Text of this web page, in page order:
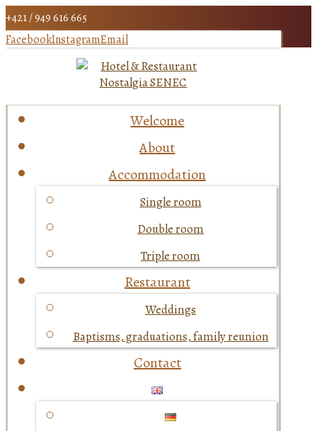
+421 / 949 616 665
FacebookInstagramEmail
Welcome
About
Accommodation
Single room
Double room
Triple room
Restaurant
Weddings
Baptisms, graduations, family reunion
Contact